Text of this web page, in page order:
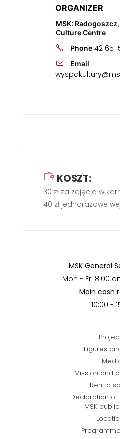
ORGANIZER
MSK:
Culture Centre
Phone 42 651
Email
KOSZT:
30 zł za zajęcia w
40 zł jednorazowe
MSK General
Mon - Fri 8:00
Main cash
10:00 -
Figures
Mission and
Rent a
Declaration of
MSK